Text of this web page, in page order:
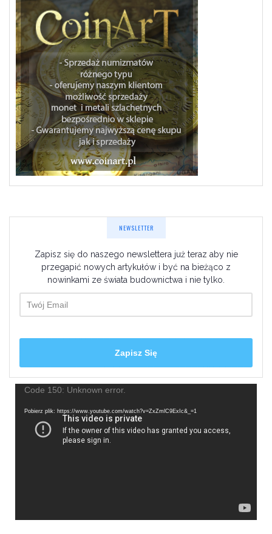
NEWSLETTER
Zapisz się do naszego newslettera już teraz aby nie
przegapić nowych artykułów i być na bieżąco z
nowinkami ze świata budownictwa i nie tylko.
Odtwarzacz
Code 150: Unknown error.
Pobierz plik: https://www.youtube.com/watch?v=ZxZmlC9ExIc&_=1